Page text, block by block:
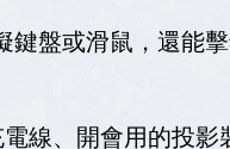
盤或滑鼠，還能
線、開會用的投影